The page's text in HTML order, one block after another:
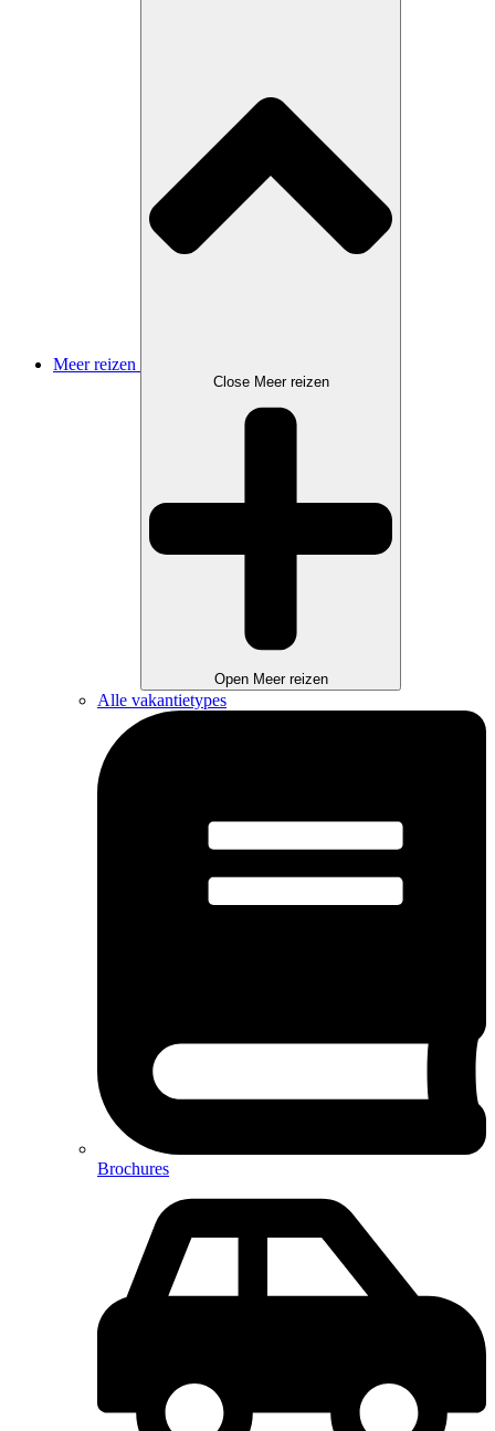
Meer reizen
Close Meer reizen
Open Meer reizen
Alle vakantietypes
Brochures